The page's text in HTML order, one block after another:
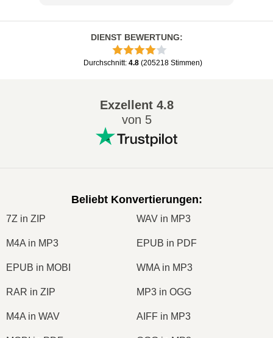
DIENST BEWERTUNG:
Durchschnitt: 4.8 (205218 Stimmen)
Exzellent4.8
von 5
Beliebt Konvertierungen:
7Z in ZIP WAV in MP3
M4A in MP3 EPUB in PDF
EPUB in MOBI WMA in MP3
RAR in ZIP MP3 in OGG
M4A in WAV AIFF in MP3